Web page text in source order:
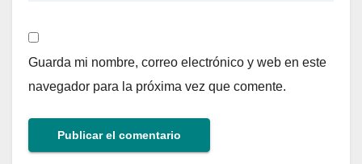
Guarda mi nombre, correo electrónico y web en este
navegador para la próxima vez que comente.